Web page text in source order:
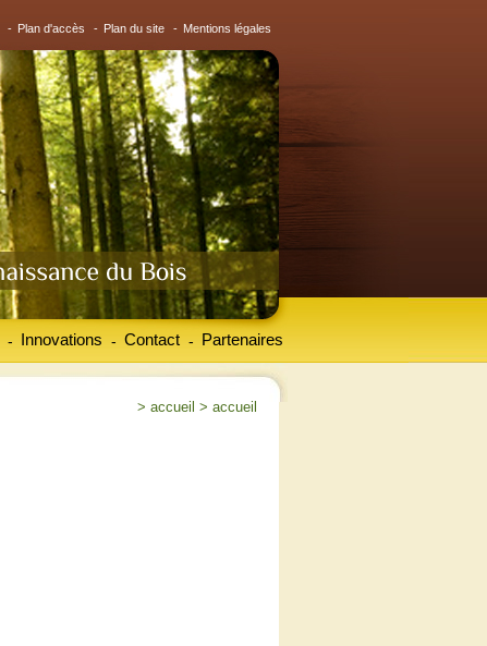
- Plan d'accès - Plan du site - Mentions légales
Innovations
- Contact
- Partenaires
-
> accueil > accueil